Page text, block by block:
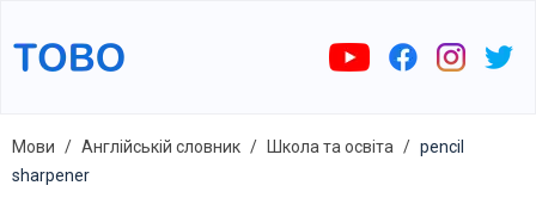
Мови Англійській словник Школа та освіта
pencil
sharpener